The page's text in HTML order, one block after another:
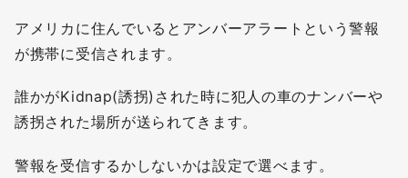
アメリカに住んでいるとアンバーアラートという警報
が携帯に受信されます。
誰かがKidnap(誘拐)された時に犯人の車のナンバーや
誘拐された場所が送られてきます。
警報を受信するかしないかは設定で選べます。